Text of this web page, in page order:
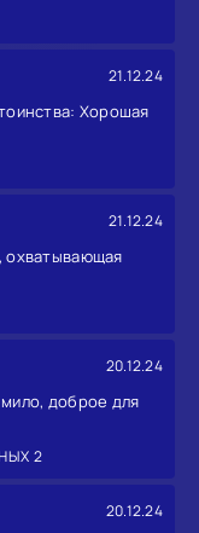
21.12.24
Хорошая
21.12.24
охватывающая
20.12.24
доброе для
2
20.12.24